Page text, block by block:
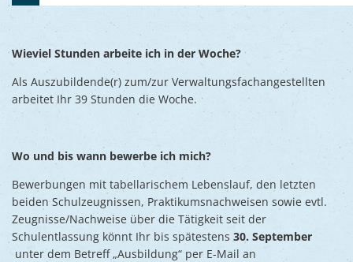
Wieviel Stunden arbeite ich in der Woche?
Als Auszubildende(r) zum/zur Verwaltungsfachangestellten
arbeitet Ihr 39 Stunden die Woche.
Wo und bis wann bewerbe ich mich?
Bewerbungen mit tabellarischem Lebenslauf, den letzten
beiden Schulzeugnissen, Praktikumsnachweisen sowie evtl.
Zeugnisse/Nachweise über die Tätigkeit seit der
Schulentlassung könnt Ihr bis spätestens 30. September
unter dem Betreff „Ausbildung“ per E-Mail an